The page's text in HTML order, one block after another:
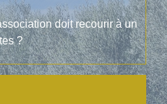
doit recourir à un
?